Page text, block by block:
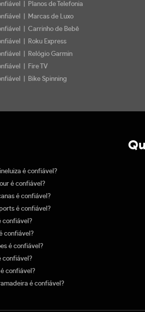
| Planos de Telefonia
| Marcas de Luxo
| Carrinho de Bebê
| Roku Express
| Relógio Garmin
| Fire TV
| Bike Spinning
é confiável?
é confiável?
é confiável?
é confiável?
confiável?
é confiável?
é confiável?
confiável?
confiável?
é confiável?